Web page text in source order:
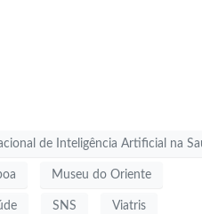
de Inteligência Artificial na
Museu do Oriente
SNS Viatris